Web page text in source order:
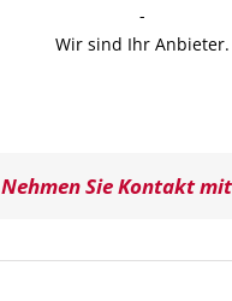
-
Wir sind Ihr Anbieter.
Nehmen Sie Kontakt